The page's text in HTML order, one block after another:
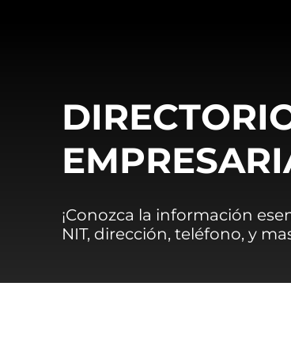
¡Conozca la información
NIT, dirección, teléfono, y